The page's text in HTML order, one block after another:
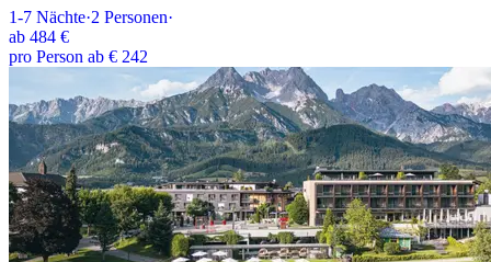
1-7 Nächte·2 Personen·
ab 484 €
pro Person ab € 242